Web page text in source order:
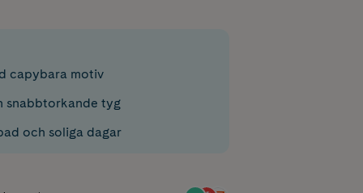
capybara motiv
snabbtorkande tyg
och soliga dagar